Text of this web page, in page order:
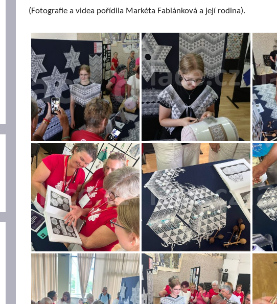
(Fotografie a videa pořídila Markéta Fabiánková a její rodina).